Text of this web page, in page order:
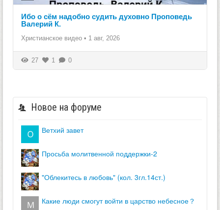
Ибо о сём надобно судить духовно Проповедь
Валерий К.
Христианское видео • 1 авг, 2026
27 1 0
Новое на форуме
ветхий завет
просьба молитвенной поддержки-2
"облекитесь в любовь" (кол. 3гл.14ст.)
какие люди смогут войти в царство небесное？